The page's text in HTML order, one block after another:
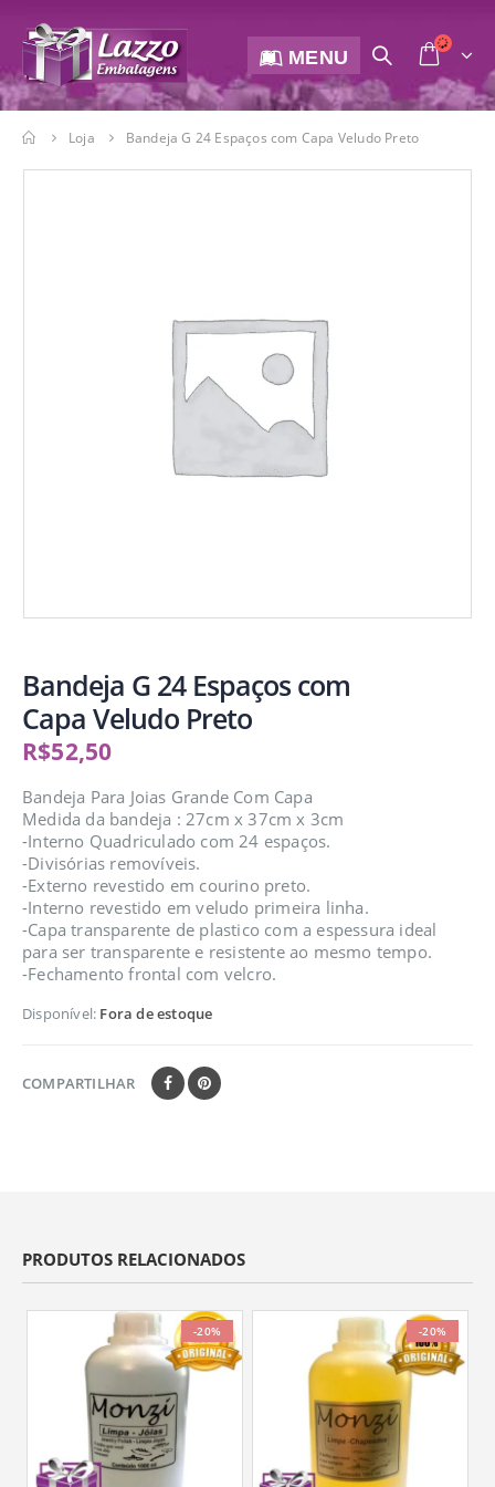
MENU
Loja Bandeja G 24 Espaços com Capa Veludo Preto
Bandeja G 24 Espaços com
Capa Veludo Preto
R$52,50
Bandeja Para Joias Grande Com Capa
Medida da bandeja : 27cm x 37cm x 3cm
-Interno Quadriculado com 24 espaços.
-Divisórias removíveis.
-Externo revestido em courino preto.
-Interno revestido em veludo primeira linha.
-Capa transparente de plastico com a espessura ideal
para ser transparente e resistente ao mesmo tempo.
-Fechamento frontal com velcro.
Disponível: Fora de estoque
COMPARTILHAR
PRODUTOS RELACIONADOS
-20% -20%